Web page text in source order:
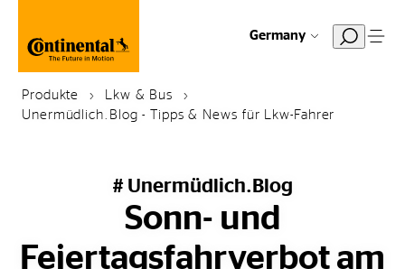
Germany
Produkte
Lkw & Bus
Unermüdlich.Blog - Tipps & News für Lkw-Fahrer
# Unermüdlich.Blog
Sonn- und
Feiertagsfahrverbot am